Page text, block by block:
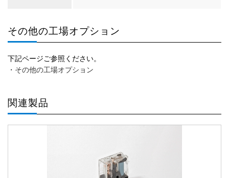
その他の工場オプション
下記ページご参照ください。
・その他の工場オプション
関連製品